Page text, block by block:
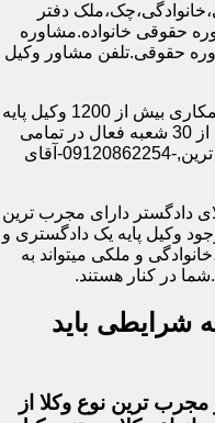
دفتر
24 ساعته.مشاوره حقوقی خانواده.مشاوره
حقوقی.تلفن مشاور وکیل
بزرگترین گروه وکلا تخصصی تهران با همکاری بیش از 1200 وکیل پایه
یک با تجربه در سراسرکشور.دارای بیش از 30 شعبه فعال در تمامی
استان ها و با همکاری بهترین و با سابقه ترین,-09120862254-آقای
دادگستر دارای مجرب ترین
وکیل پایه یک دادگستری و
و ملکی میتواند به
در کنار هستند.
شرایطی باید
ترین نوع وکلا از